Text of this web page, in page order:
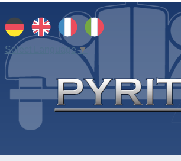
Select Language▼